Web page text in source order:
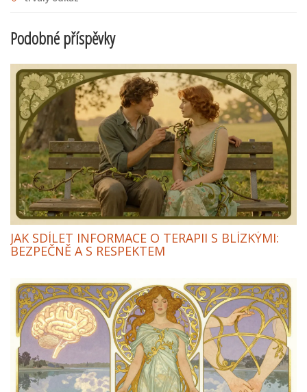
Podobné příspěvky
JAK SDÍLET INFORMACE O TERAPII S BLÍZKÝMI:
BEZPEČNĚ A S RESPEKTEM